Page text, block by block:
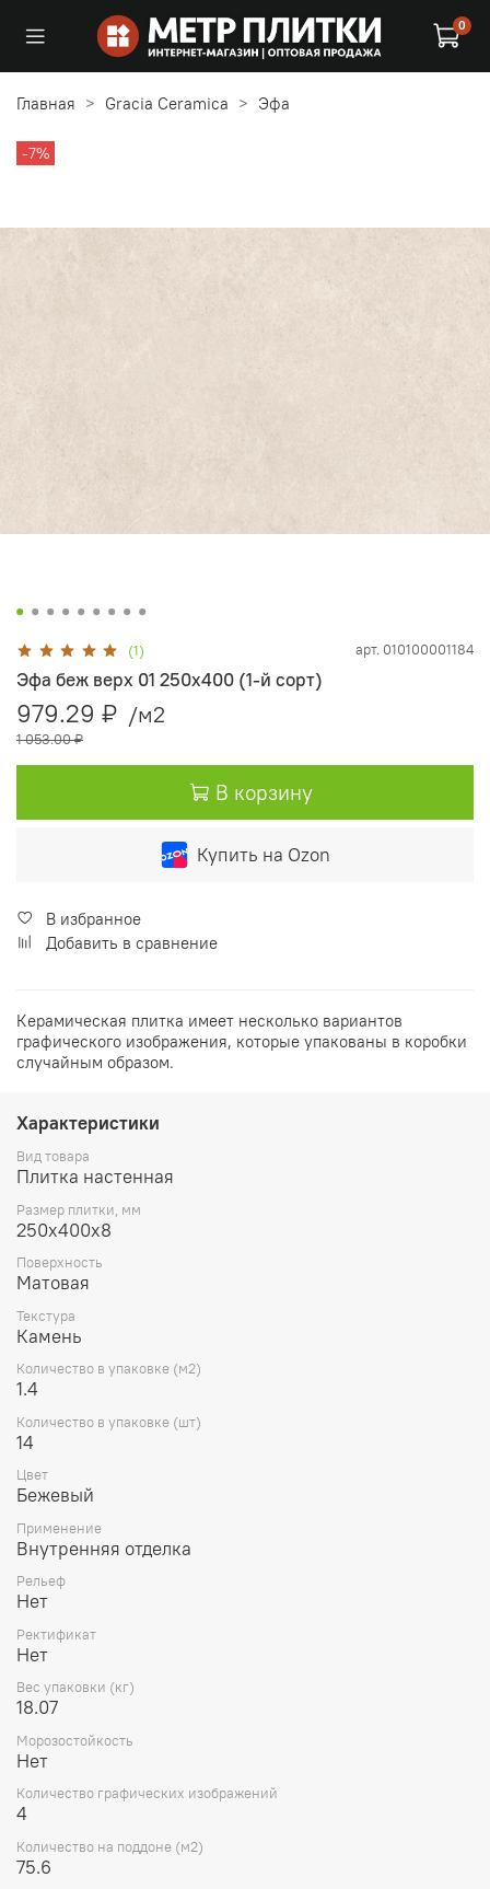
0
Главная Gracia Ceramica Эфа
-7%
(1) арт. 010100001184
Эфа беж верх 01 250х400 (1-й сорт)
979.29 ₽ /м2
1 053.00 ₽
В корзину
Купить на Ozon
В избранное
Добавить в сравнение
Керамическая плитка имеет несколько вариантов
графического изображения, которые упакованы в коробки
случайным образом.
Характеристики
Вид товара
Плитка настенная
Размер плитки, мм
250х400х8
Поверхность
Матовая
Текстура
Камень
Количество в упаковке (м2)
1.4
Количество в упаковке (шт)
14
Цвет
Бежевый
Применение
Внутренняя отделка
Рельеф
Нет
Ректификат
Нет
Вес упаковки (кг)
18.07
Морозостойкость
Нет
Количество графических изображений
4
Количество на поддоне (м2)
75.6